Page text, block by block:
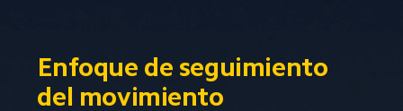
Enfoque de seguimiento
del movimiento